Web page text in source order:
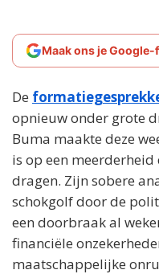
Maak ons je
De
opnieuw onder grote
Buma maakte deze
is op een
dragen. Zijn sobere
schokgolf door de
een doorbraak al
financiële
maatschappelijke